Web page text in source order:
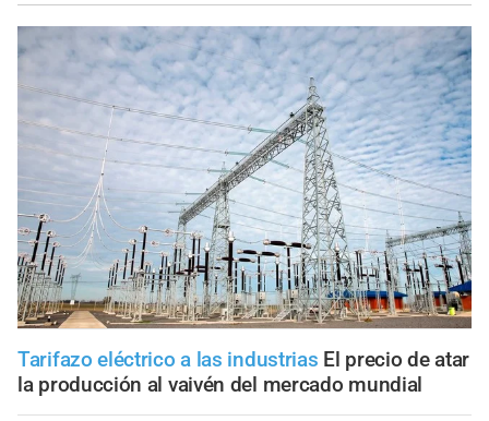
Tarifazo eléctrico a las industrias El precio de atar
la producción al vaivén del mercado mundial